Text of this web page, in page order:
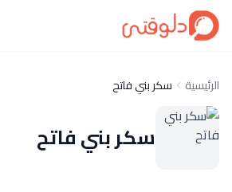
الرئيسية سكر بني فاتح
سكر بني فاتح